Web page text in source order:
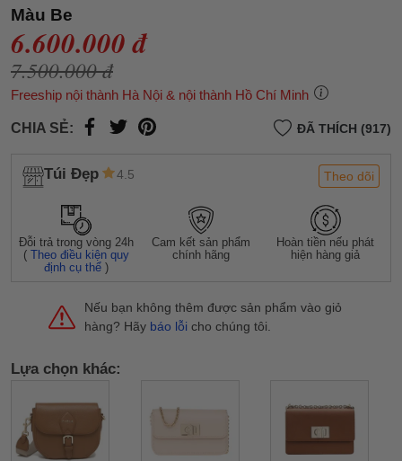
Màu Be
6.600.000 đ
7.500.000 đ
Freeship nội thành Hà Nội & nội thành Hồ Chí Minh
CHIA SẺ: ĐÃ THÍCH (917)
Túi Đẹp 4.5 Theo dõi
Đỗi trả trong vòng 24h
(Theo điều kiện quy
định cụ thể )
Cam kết sản phẩm
chính hãng
Hoàn tiền nếu phát
hiện hàng giả
Nếu bạn không thêm được sản phẩm vào giỏ
hàng? Hãy báo lỗi cho chúng tôi.
Lựa chọn khác: